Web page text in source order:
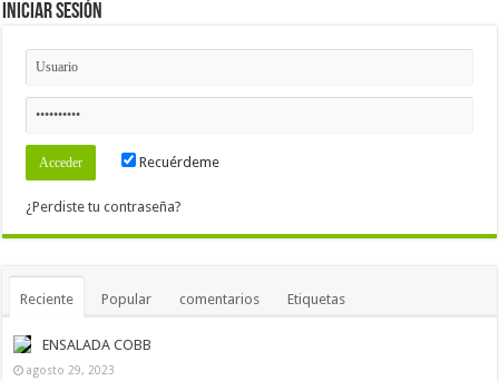
Iniciar Sesión
Recuérdeme
¿Perdiste tu contraseña?
Reciente Popular comentarios Etiquetas
ENSALADA COBB
agosto 29, 2023